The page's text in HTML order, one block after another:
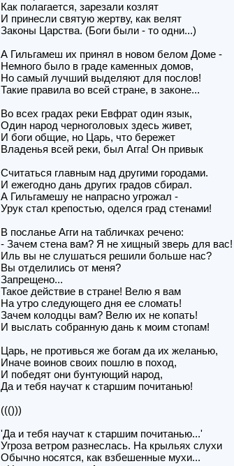
Как полагается, зарезали козлят
И принесли святую жертву, как велят
Законы Царства. (Боги были - то одни...)
А Гильгамеш их принял в новом белом Доме -
Немного было в граде каменных домов,
Но самый лучший выделяют для послов!
Такие правила во всей стране, в законе...
Во всех градах реки Евфрат один язык,
Один народ черноголовых здесь живет,
И боги общие, но Царь, что бережет
Владенья всей реки, был Агга! Он привык
Считаться главным над другими городами.
И ежегодно дань других градов сбирал.
А Гильгамешу не напрасно угрожал -
Урук стал крепостью, оделся град стенами!
В посланье Агги на табличках речено:
- Зачем стена вам? Я не хищный зверь для вас!
Иль вы не слушаться решили больше нас?
Вы отделились от меня?
Запрещено...
Такое действие в стране! Велю я вам
На утро следующего дня ее сломать!
Зачем колодцы вам? Велю их не копать!
И выслать собранную дань к моим стопам!
Царь, не противься же богам да их желанью,
Иначе воинов своих пошлю в поход,
И победят они бунтующий народ,
Да и тебя научат к старшим почитанью!
((()))
'Да и тебя научат к старшим почитанью...'
Угроза ветром разнеслась. На крыльях слухи
Обычно носятся, как взбешенные мухи...